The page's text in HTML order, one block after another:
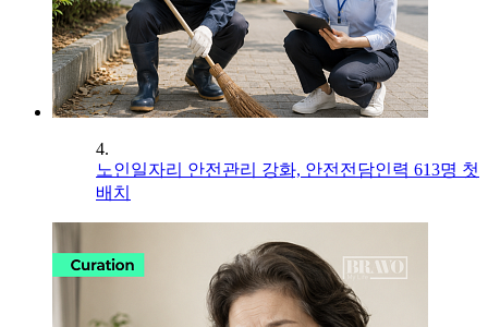
4.
노인일자리 안전관리 강화, 안전전담인력 613명 첫
배치